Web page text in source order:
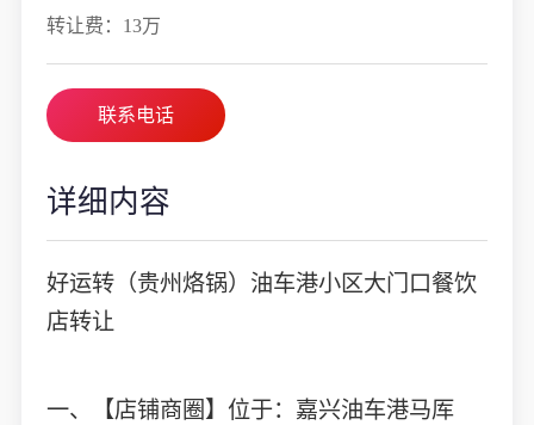
转让费：13万
联系电话
详细内容
好运转（贵州烙锅）油车港小区大门口餐饮
店转让
一、【店铺商圈】位于：嘉兴油车港马厍